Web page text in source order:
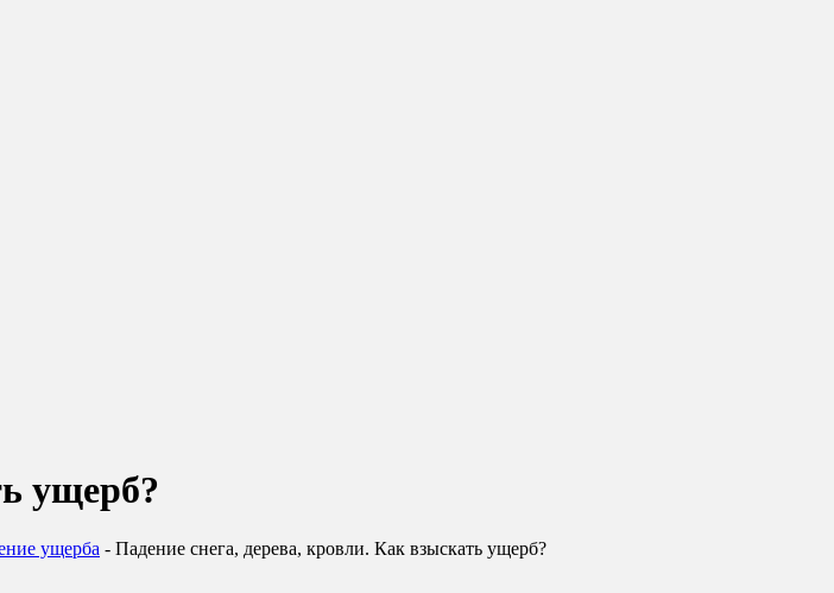
ущерб?
ущерба - Падение снега, дерева, кровли. Как взыскать ущерб?